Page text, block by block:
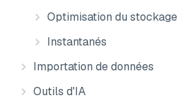
Optimisation du stockage
Instantanés
Importation de données
Outils d'IA